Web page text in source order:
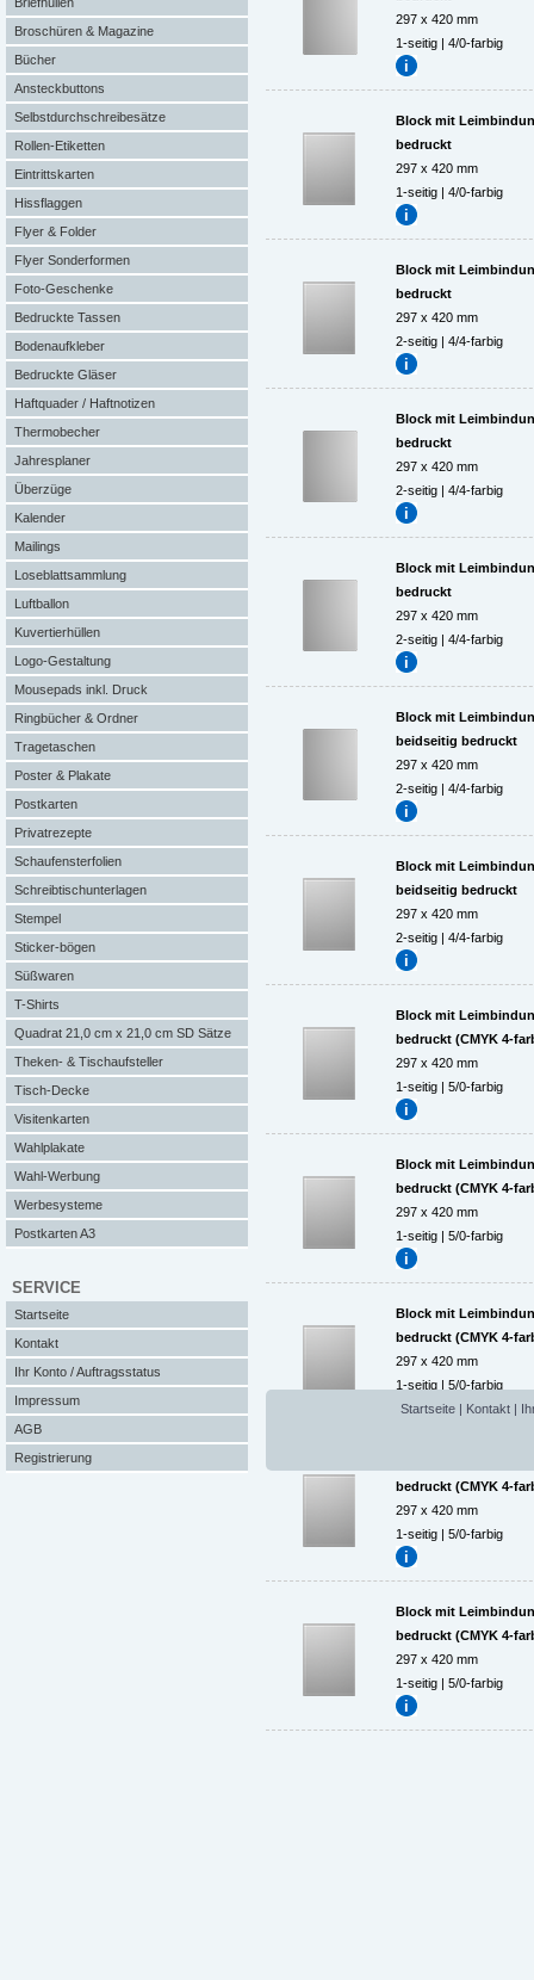
Broschüren & Magazine
Bücher
Ansteckbuttons
Selbstdurchschreibesätze
Rollen-Etiketten
Eintrittskarten
Hissflaggen
Flyer & Folder
Flyer Sonderformen
Foto-Geschenke
Bedruckte Tassen
Bodenaufkleber
Bedruckte Gläser
Haftquader / Haftnotizen
Thermobecher
Jahresplaner
Überzüge
Kalender
Mailings
Loseblattsammlung
Luftballon
Kuvertierhüllen
Logo-Gestaltung
Mousepads inkl. Druck
Ringbücher & Ordner
Tragetaschen
Poster & Plakate
Postkarten
Privatrezepte
Schaufensterfolien
Schreibtischunterlagen
Stempel
Sticker-bögen
Süßwaren
T-Shirts
Quadrat 21,0 cm x 21,0 cm SD Sätze
Theken- & Tischaufsteller
Tisch-Decke
Visitenkarten
Wahlplakate
Wahl-Werbung
Werbesysteme
Postkarten A3
SERVICE
Startseite
Kontakt
Ihr Konto / Auftragsstatus
Impressum
AGB
Registrierung
297 x 420 mm
1-seitig | 4/0-farbig
Block mit
bedruckt
297 x 420 mm
1-seitig | 4/0-farbig
Block mit
bedruckt
297 x 420 mm
2-seitig | 4/4-farbig
Block mit
bedruckt
297 x 420 mm
2-seitig | 4/4-farbig
Block mit
bedruckt
297 x 420 mm
2-seitig | 4/4-farbig
Block mit
beidseitig bedruckt
297 x 420 mm
2-seitig | 4/4-farbig
Block mit
beidseitig bedruckt
297 x 420 mm
2-seitig | 4/4-farbig
Block mit
bedruckt (CMYK 4-
297 x 420 mm
1-seitig | 5/0-farbig
Block mit
bedruckt (CMYK 4-
297 x 420 mm
1-seitig | 5/0-farbig
Block mit
bedruckt (CMYK 4-
297 x 420 mm
1-seitig | 5/0-farbig
bedruckt (CMYK 4-
297 x 420 mm
1-seitig | 5/0-farbig
Block mit
bedruckt (CMYK 4-
297 x 420 mm
1-seitig | 5/0-farbig
Startseite | Kontakt |